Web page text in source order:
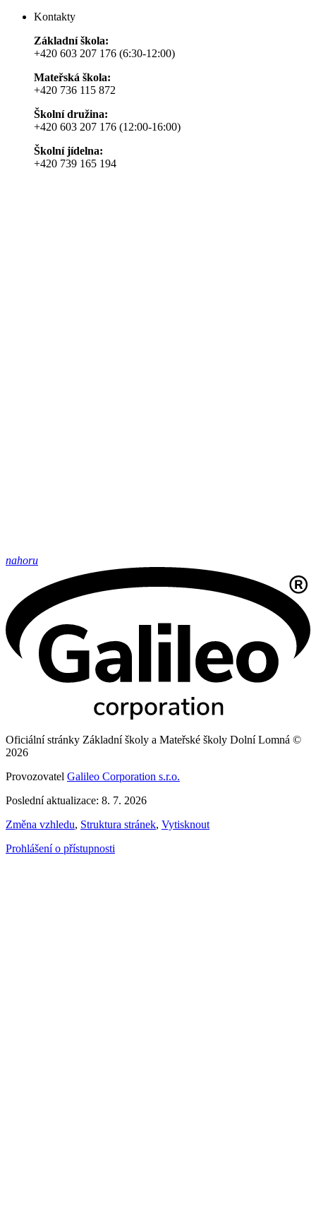
Kontakty
Základní škola:
+420 603 207 176 (6:30-12:00)
Mateřská škola:
+420 736 115 872
Školní družina:
+420 603 207 176 (12:00-16:00)
Školní jídelna:
+420 739 165 194
nahoru
Oficiální stránky Základní školy a Mateřské školy Dolní Lomná ©
2026
Provozovatel Galileo Corporation s.r.o.
Poslední aktualizace: 8. 7. 2026
Změna vzhledu, Struktura stránek, Vytisknout
Prohlášení o přístupnosti